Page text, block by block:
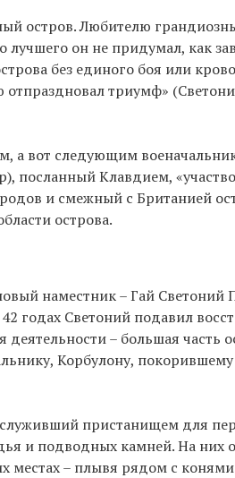
остров. Любителю
он не придумал, как
без единого боя или
триумф»
вот следующим
посланный Клавдием,
и смежный с Британией
острова.
наместник – Гай
годах Светоний подавил
– большая часть
Корбулону,
пристанищем для
и подводных камней. На них
местах – плывя рядом с